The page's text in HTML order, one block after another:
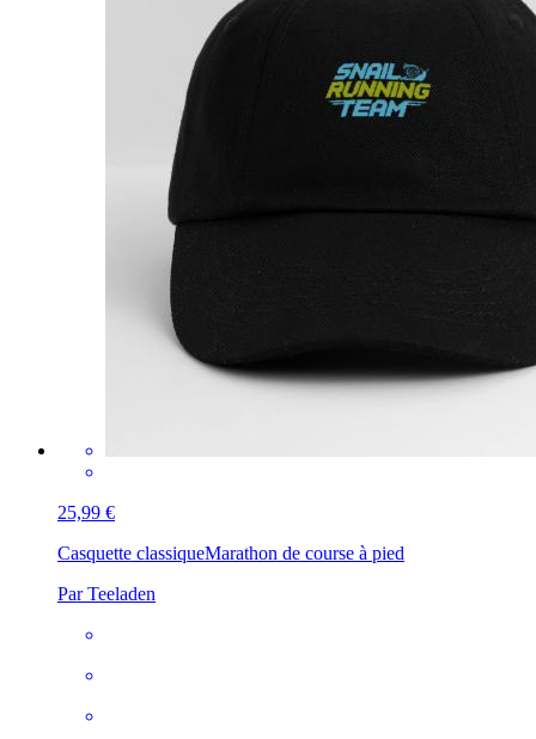
25,99 €
Casquette classiqueMarathon de course à pied
Par Teeladen